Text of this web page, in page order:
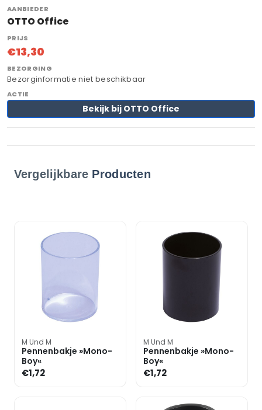
OTTO Office
€13,30
Bezorginformatie niet beschikbaar
Bekijk bij OTTO Office
Vergelijkbare Producten
M Und M
Pennenbakje »Mono-
Boy«
€1,72
M Und M
Pennenbakje »Mono-
Boy«
€1,72